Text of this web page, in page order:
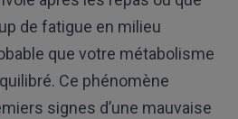
de fatigue en milieu
que votre métabolisme
Ce phénomène
signes d’une mauvaise